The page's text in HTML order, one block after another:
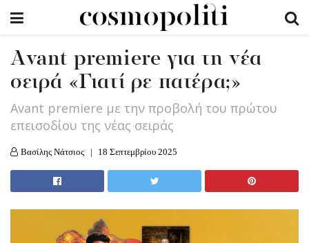
Αvant premiere για τη νέα
σειρά «Γιατί ρε πατέρα;»
Αvant premiere με την προβολή του πρώτου
επεισοδίου της νέας σειράς
Βασίλης Νάτσιος 18 Σεπτεμβρίου 2025